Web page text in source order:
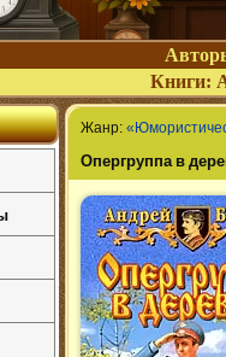
Книги:
Жанр:
Опергруппа в